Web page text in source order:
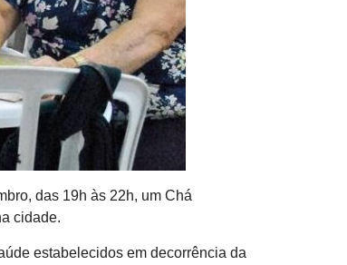
das 19h às 22h, um Chá
cidade.
estabelecidos em decorrência da